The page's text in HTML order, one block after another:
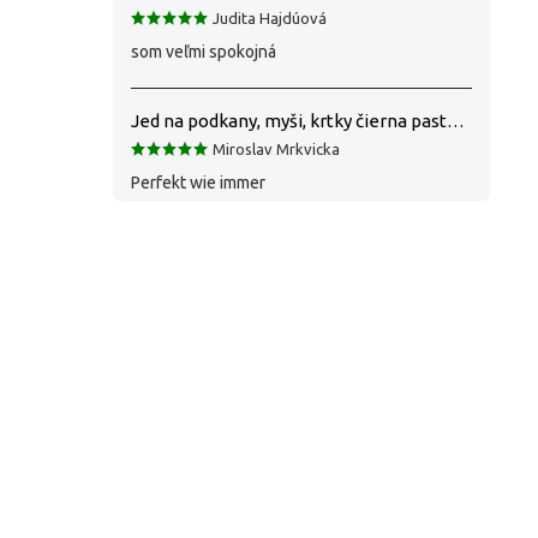
Judita Hajdúová
som veľmi spokojná
Jed na podkany, myši, krtky čierna pasta silná 1 kg VYPR
Miroslav Mrkvicka
Perfekt wie immer